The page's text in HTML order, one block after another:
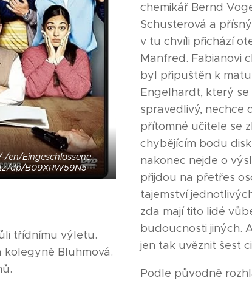
en/Eingeschlossene-
dp/B09XRW59N5
třídnímu výletu.
kolegyně Bluhmová.
chemikář Bernd
Schusterová a
v tu chvíli přichází
Manfred. Fabianovi
byl připuštěn k
Engelhardt, který se
spravedlivý, nechce
přítomné učitele se
chybějícím bodu
nakonec nejde o
přijdou na přetřes
tajemství
zda mají tito lidé
budoucnosti jiných.
jen tak uvěznit šest
Podle původně